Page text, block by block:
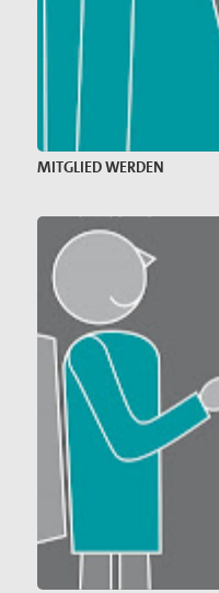
MITGLIED WERDEN